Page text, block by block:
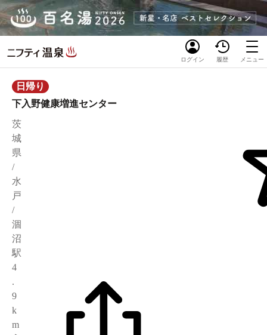
ログイン 履歴 メニュー
日帰り
下入野健康増進センター
茨
城
県
/
水
戸
/
涸
沼
駅
4
.
9
k
m